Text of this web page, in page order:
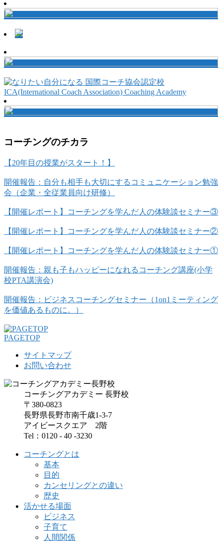
コーチングのチカラ
【20年目の授業がスタート！】
開催報告：自分も相手も大切にするコミュニケーション勉強
会（企業・全従業員向け研修）
【開催レポート】コーチングを学んだ人の体験談セミナー③
【開催レポート】コーチングを学んだ人の体験談セミナー②
【開催レポート】コーチングを学んだ人の体験談セミナー①
開催報告：親も子もハッピーになれるコーチング講座(小学
校PTA講演会)
開催報告：ビジネスコーチングセミナー（1on1ミーティング
を価値あるものに。）
PAGETOP
サイトマップ
お問い合わせ
コーチングアカデミー 長野校
〒380-0823
長野県長野市南千歳1-3-7
アイビースクエア 2階
Tel：0120 - 40 -3230
コーチングとは
基本
目的
カンセリングとの違い
歴史
活かせる場面
ビジネス
子育て
人間関係